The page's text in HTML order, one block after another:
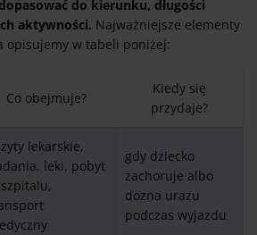
do kierunku, długości
aktywności. Najważniejsze elementy
opisujemy w tabeli poniżej:
Co obejmuje?
Kiedy się
przydaje?
lekarskie,
leki, pobyt
gdy dziecko
zachoruje albo
dozna urazu
podczas wyjazdu